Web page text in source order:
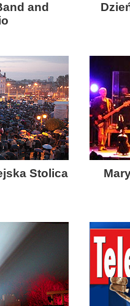
and
Stolica